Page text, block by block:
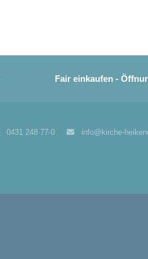
Fair einkaufen -
248 77-0 info@kirche-